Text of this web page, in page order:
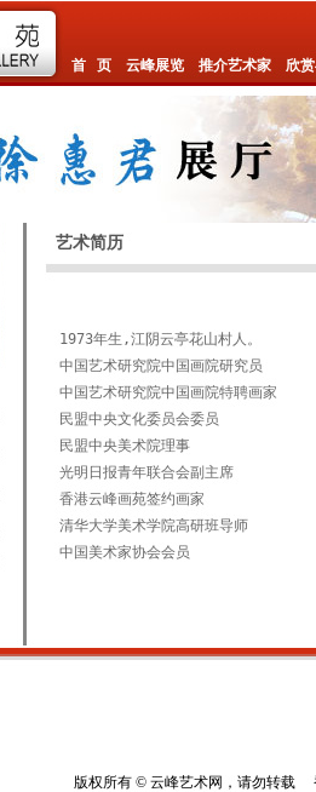
首 页 云峰展览 推介艺术家 欣
艺术简历
1973年生,江阴云亭花山村人。
中国艺术研究院中国画院研究员
中国艺术研究院中国画院特聘画家
民盟中央文化委员会委员
民盟中央美术院理事
光明日报青年联合会副主席
香港云峰画苑签约画家
清华大学美术学院高研班导师
中国美术家协会会员
版权所有 © 云峰艺术网，请勿转载